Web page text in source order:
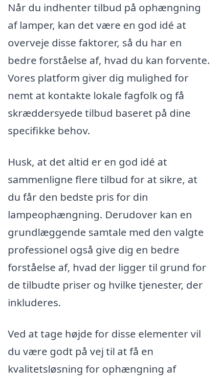
Når du indhenter tilbud på ophængning
af lamper, kan det være en god idé at
overveje disse faktorer, så du har en
bedre forståelse af, hvad du kan forvente.
Vores platform giver dig mulighed for
nemt at kontakte lokale fagfolk og få
skræddersyede tilbud baseret på dine
specifikke behov.
Husk, at det altid er en god idé at
sammenligne flere tilbud for at sikre, at
du får den bedste pris for din
lampeophængning. Derudover kan en
grundlæggende samtale med den valgte
professionel også give dig en bedre
forståelse af, hvad der ligger til grund for
de tilbudte priser og hvilke tjenester, der
inkluderes.
Ved at tage højde for disse elementer vil
du være godt på vej til at få en
kvalitetsløsning for ophængning af